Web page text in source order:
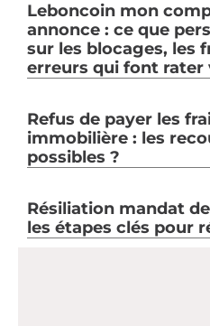
Leboncoin mon
annonce : ce que
sur les blocages, les
erreurs qui font rater
Refus de payer les
immobilière : les
possibles ?
Résiliation mandat
les étapes clés pour